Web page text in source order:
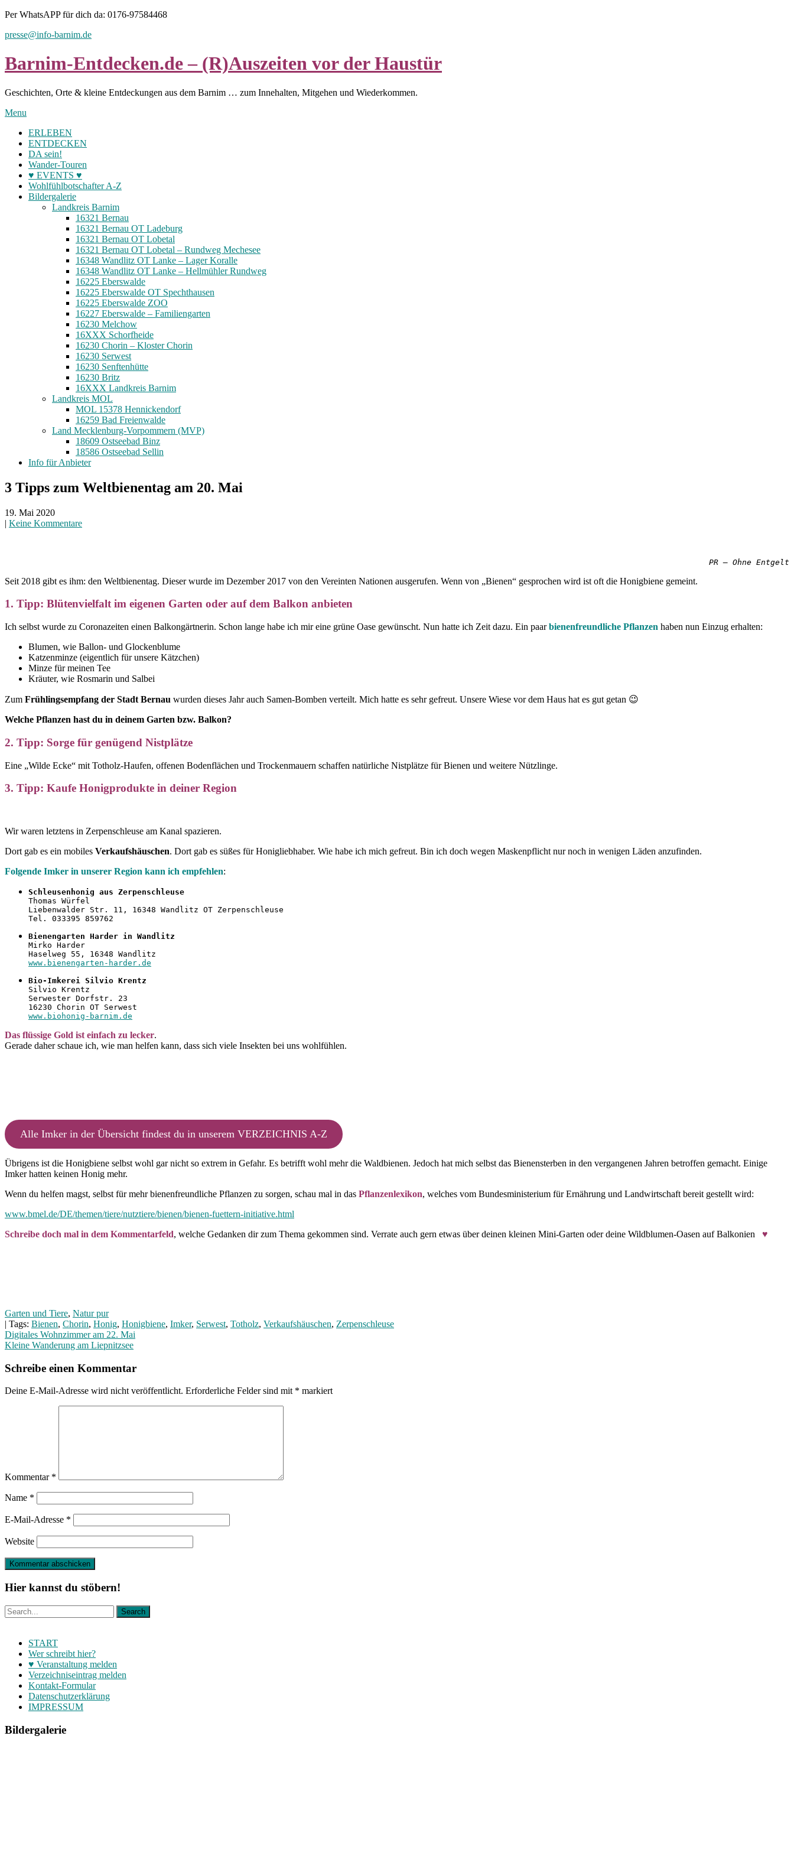
Skip
content
Per WhatsAPP für dich da: 0176-97584468
presse@info-barnim.de
Barnim-Entdecken.de – (R)Auszeiten vor der Haustür
Geschichten, Orte & kleine Entdeckungen aus dem Barnim … zum Innehalten, Mitgehen und Wiederkommen.
Menu
ERLEBEN
ENTDECKEN
DA sein!
Wander-Touren
♥ EVENTS ♥
Wohlfühlbotschafter A-Z
Bildergalerie
Landkreis Barnim
16321 Bernau
16321 Bernau OT Ladeburg
16321 Bernau OT Lobetal
16321 Bernau OT Lobetal – Rundweg Mechesee
16348 Wandlitz OT Lanke – Lager Koralle
16348 Wandlitz OT Lanke – Hellmühler Rundweg
16225 Eberswalde
16225 Eberswalde OT Spechthausen
16225 Eberswalde ZOO
16227 Eberswalde – Familiengarten
16230 Melchow
16XXX Schorfheide
16230 Chorin – Kloster Chorin
16230 Serwest
16230 Senftenhütte
16230 Britz
16XXX Landkreis Barnim
Landkreis MOL
MOL 15378 Hennickendorf
16259 Bad Freienwalde
Land Mecklenburg-Vorpommern (MVP)
18609 Ostseebad Binz
18586 Ostseebad Sellin
Info für Anbieter
3 Tipps zum Weltbienentag am 20. Mai
19. Mai 2020
| Keine Kommentare
PR – Ohne Entgelt
Seit 2018 gibt es ihm: den Weltbienentag. Dieser wurde im Dezember 2017 von den Vereinten Nationen ausgerufen. Wenn von „Bienen“ gesprochen wird ist oft die Honigbiene gemeint.
1. Tipp: Blütenvielfalt im eigenen Garten oder auf dem Balkon anbieten
Ich selbst wurde zu Coronazeiten einen Balkongärtnerin. Schon lange habe ich mir eine grüne Oase gewünscht. Nun hatte ich Zeit dazu. Ein paarbienenfreundliche Pflanzen haben nun Einzug erhalten:
Blumen, wie Ballon- und Glockenblume
Katzenminze (eigentlich für unsere Kätzchen)
Minze für meinen Tee
Kräuter, wie Rosmarin und Salbei
Zum Frühlingsempfang der Stadt Bernau wurden dieses Jahr auch Samen-Bomben verteilt. Mich hatte es sehr gefreut. Unsere Wiese vor dem Haus hat es gut getan 😉
Welche Pflanzen hast du in deinem Garten bzw. Balkon?
2. Tipp: Sorge für genügend Nistplätze
Eine „Wilde Ecke“ mit Totholz-Haufen, offenen Bodenflächen und Trockenmauern schaffen natürliche Nistplätze für Bienen und weitere Nützlinge.
3. Tipp: Kaufe Honigprodukte in deiner Region
Wir waren letztens in Zerpenschleuse am Kanal spazieren.
Dort gab es ein mobiles Verkaufshäuschen. Dort gab es süßes für Honigliebhaber. Wie habe ich mich gefreut. Bin ich doch wegen Maskenpflicht nur noch in wenigen Läden anzufinden.
Folgende Imker in unserer Region kann ich empfehlen:
Schleusenhonig aus Zerpenschleuse
Thomas Würfel
Liebenwalder Str. 11, 16348 Wandlitz OT Zerpenschleuse
Tel. 033395 859762
Bienengarten Harder in Wandlitz
Mirko Harder
Haselweg 55, 16348 Wandlitz
www.bienengarten-harder.de
Bio-Imkerei Silvio Krentz
Silvio Krentz
Serwester Dorfstr. 23
16230 Chorin OT Serwest
www.biohonig-barnim.de
Das flüssige Gold ist einfach zu lecker.
Gerade daher schaue ich, wie man helfen kann, dass sich viele Insekten bei uns wohlfühlen.
Alle Imker in der Übersicht findest du in unserem VERZEICHNIS A-Z
Übrigens ist die Honigbiene selbst wohl gar nicht so extrem in Gefahr. Es betrifft wohl mehr die Waldbienen. Jedoch hat mich selbst das Bienensterben in den vergangenen Jahren betroffen gemacht. Einige
Imker hatten keinen Honig mehr.
Wenn du helfen magst, selbst für mehr bienenfreundliche Pflanzen zu sorgen, schau mal in das Pflanzenlexikon, welches vom Bundesministerium für Ernährung und Landwirtschaft bereit gestellt wird:
www.bmel.de/DE/themen/tiere/nutztiere/bienen/bienen-fuettern-initiative.html
Schreibe doch mal in dem Kommentarfeld, welche Gedanken dir zum Thema gekommen sind. Verrate auch gern etwas über deinen kleinen Mini-Garten oder deine Wildblumen-Oasen auf Balkonien ♥
Garten und Tiere, Natur pur
| Tags: Bienen, Chorin, Honig, Honigbiene, Imker, Serwest, Totholz, Verkaufshäuschen, Zerpenschleuse
Beitragsnavigation
Digitales Wohnzimmer am 22. Mai
Kleine Wanderung am Liepnitzsee
Schreibe einen Kommentar
Deine E-Mail-Adresse wird nicht veröffentlicht. Erforderliche Felder sind mit * markiert
Kommentar *
Name *
E-Mail-Adresse *
Website
Hier kannst du stöbern!
START
Wer schreibt hier?
♥ Veranstaltung melden
Verzeichniseintrag melden
Kontakt-Formular
Datenschutzerklärung
IMPRESSUM
Bildergalerie